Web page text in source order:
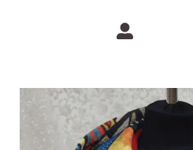
produkto
Demisezoninis